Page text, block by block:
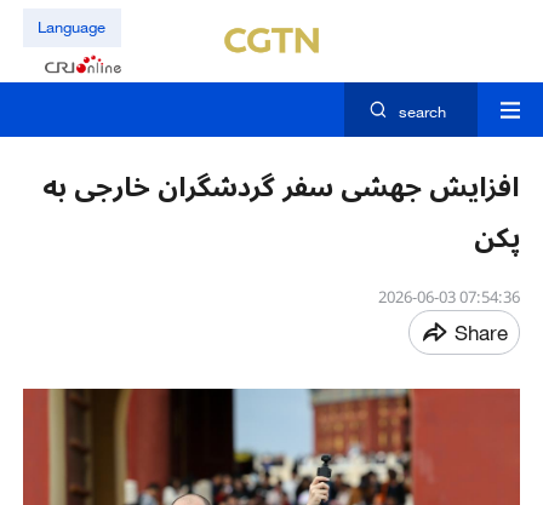
Language
search
افزایش جهشی سفر گردشگران خارجی به
پکن
07:54:36 2026-06-03
Share